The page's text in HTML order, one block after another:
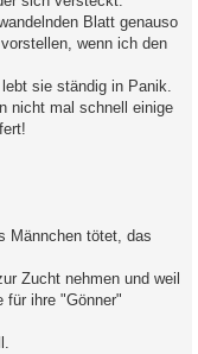
Blatt genauso
wenn ich den
sie ständig in Panik.
nicht mal schnell einige
Männchen tötet, das
Zucht nehmen und weil
für ihre "Gönner"